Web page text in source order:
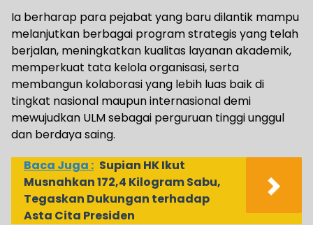
Ia berharap para pejabat yang baru dilantik mampu
melanjutkan berbagai program strategis yang telah
berjalan, meningkatkan kualitas layanan akademik,
memperkuat tata kelola organisasi, serta
membangun kolaborasi yang lebih luas baik di
tingkat nasional maupun internasional demi
mewujudkan ULM sebagai perguruan tinggi unggul
dan berdaya saing.
Baca Juga : Supian HK Ikut
Musnahkan 172,4 Kilogram Sabu,
Tegaskan Dukungan terhadap
Asta Cita Presiden